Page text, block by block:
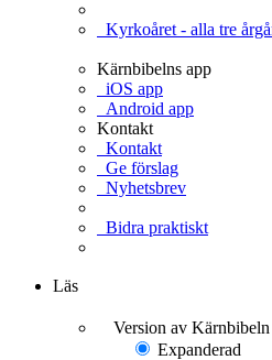
Kyrkoåret - alla tre
Kärnbibelns app
iOS app
Android app
Kontakt
Kontakt
Ge förslag
Nyhetsbrev
Bidra praktiskt
Läs
Version av Kärnbibeln
Expanderad